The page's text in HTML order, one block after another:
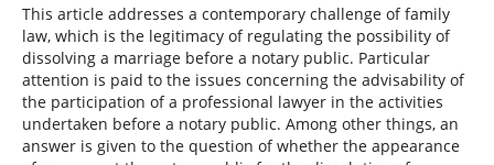
This article addresses a contemporary challenge of family
law, which is the legitimacy of regulating the possibility of
dissolving a marriage before a notary public. Particular
attention is paid to the issues concerning the advisability of
the participation of a professional lawyer in the activities
undertaken before a notary public. Among other things, an
answer is given to the question of whether the appearance